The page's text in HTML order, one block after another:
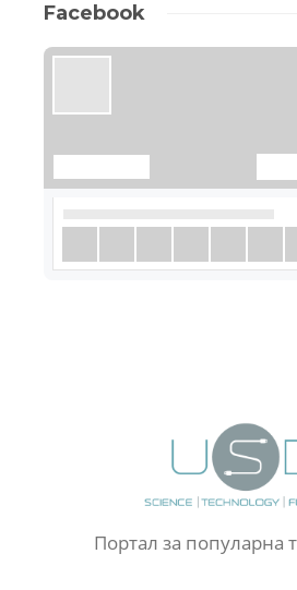
Facebook
Портал за популарна